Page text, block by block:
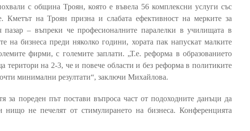
с община Троян, която е въвела 56 комплексни услуги със
Кметът на Троян призна и слабата ефективност на мерките за
пазар – въпреки че професионалните паралелки в училищата в
на бизнеса преди няколко години, хората пак напускат малките
фирми, с големите заплати. „Т.е. реформа в образованието
територи на 2-3, че и повече области и без реформа в политиките
минимални резултати“, заключи Михайлова.
пореден път постави въпроса част от подоходните данъци да
не печелят от стимулирането на бизнеса. Конференцията